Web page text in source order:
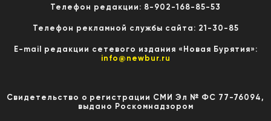
Телефон редакции: 8-902-168-85-53
Телефон рекламной службы сайта: 21-30-85
E-mail редакции сетевого издания «Новая Бурятия»:
info@newbur.ru
Свидетельство о регистрации СМИ Эл № ФС 77-76094,
выдано Роскомнадзором